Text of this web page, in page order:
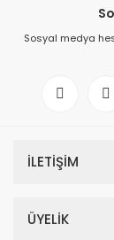
Sosyal medya
İLETİŞİM
ÜYELİK